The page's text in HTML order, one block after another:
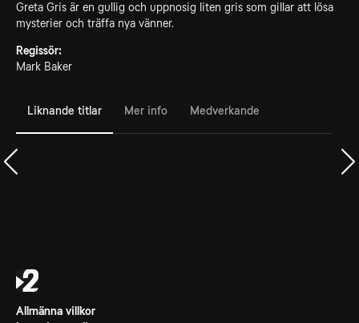
Greta Gris är en gullig och uppnosig liten gris som gillar att lösa
mysterier och träffa nya vänner.
Regissör:
Mark Baker
Liknande titlar Mer info Medverkande
Allmänna villkor